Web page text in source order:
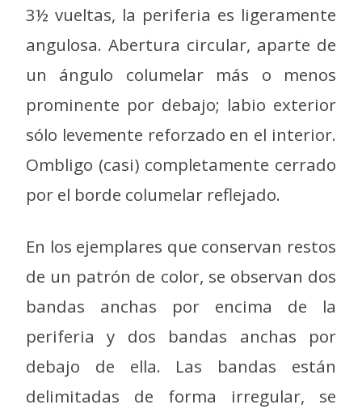
3½ vueltas, la periferia es ligeramente
angulosa. Abertura circular, aparte de
un ángulo columelar más o menos
prominente por debajo; labio exterior
sólo levemente reforzado en el interior.
Ombligo (casi) completamente cerrado
por el borde columelar reflejado.
En los ejemplares que conservan restos
de un patrón de color, se observan dos
bandas anchas por encima de la
periferia y dos bandas anchas por
debajo de ella. Las bandas están
delimitadas de forma irregular, se